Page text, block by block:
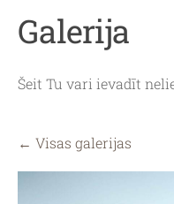
Galerija
Šeit Tu vari ievadīt
Visas galerijas